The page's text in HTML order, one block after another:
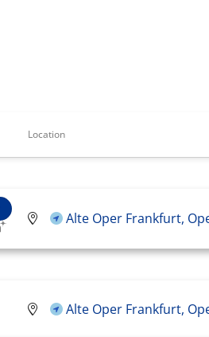
Location
Alte Oper Frankfurt,
Alte Oper Frankfurt,